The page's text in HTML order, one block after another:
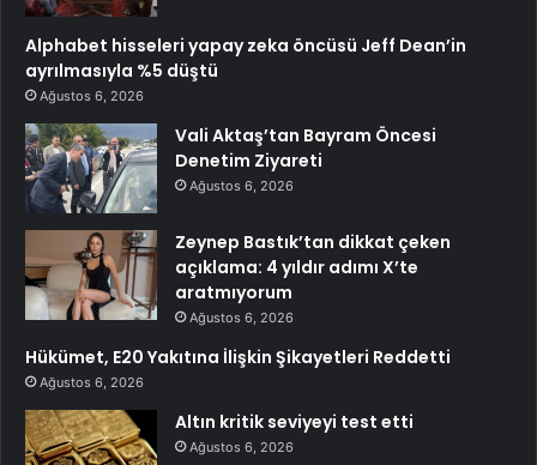
Alphabet hisseleri yapay zeka öncüsü Jeff Dean’in
ayrılmasıyla %5 düştü
Ağustos 6, 2026
Vali Aktaş’tan Bayram Öncesi
Denetim Ziyareti
Ağustos 6, 2026
Zeynep Bastık’tan dikkat çeken
açıklama: 4 yıldır adımı X’te
aratmıyorum
Ağustos 6, 2026
Hükümet, E20 Yakıtına İlişkin Şikayetleri Reddetti
Ağustos 6, 2026
Altın kritik seviyeyi test etti
Ağustos 6, 2026